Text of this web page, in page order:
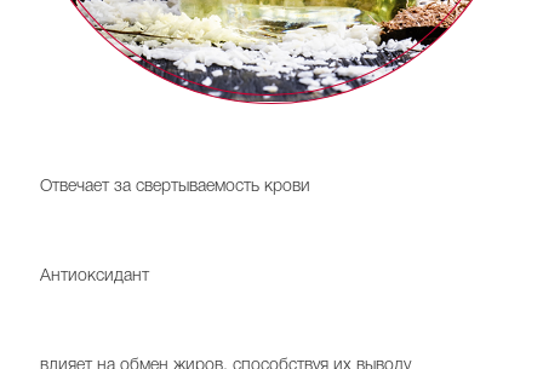
Отвечает за свертываемость крови
Антиоксидант